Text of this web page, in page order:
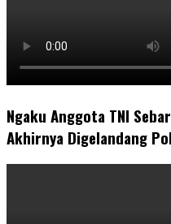
Ngaku Anggota TNI
Akhirnya Digelandang